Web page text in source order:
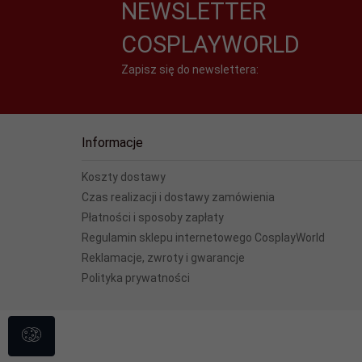
NEWSLETTER
COSPLAYWORLD
Zapisz się do newslettera:
Informacje
Koszty dostawy
Czas realizacji i dostawy zamówienia
Płatności i sposoby zapłaty
Regulamin sklepu internetowego CosplayWorld
Reklamacje, zwroty i gwarancje
Polityka prywatności